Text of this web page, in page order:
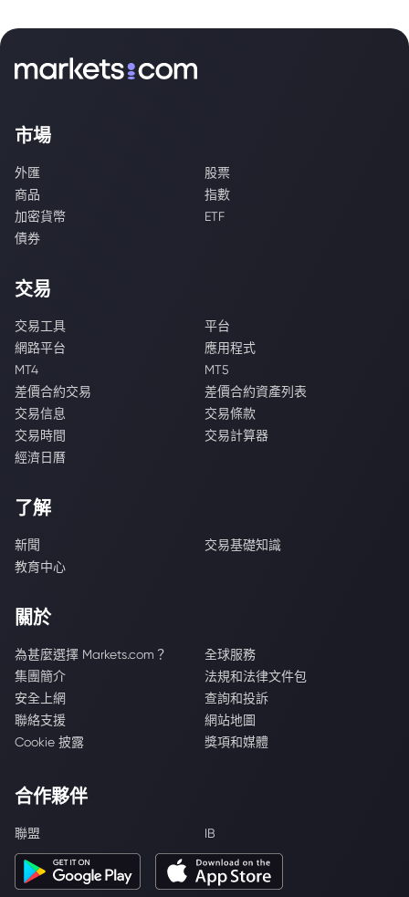
市場
外匯
股票
商品
指數
加密貨幣
ETF
債券
交易
交易工具
平台
網路平台
應用程式
MT4
MT5
差價合約交易
差價合約資產列表
交易信息
交易條款
交易時間
交易計算器
經濟日曆
了解
新聞
交易基礎知識
教育中心
關於
為甚麼選擇 Markets.com？
全球服務
集團簡介
法規和法律文件包
安全上網
查詢和投訴
聯絡支援
網站地圖
Cookie 披露
獎項和媒體
合作夥伴
聯盟 IB